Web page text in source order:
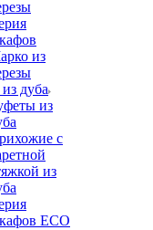
из
дуба
из
с
из
ECO